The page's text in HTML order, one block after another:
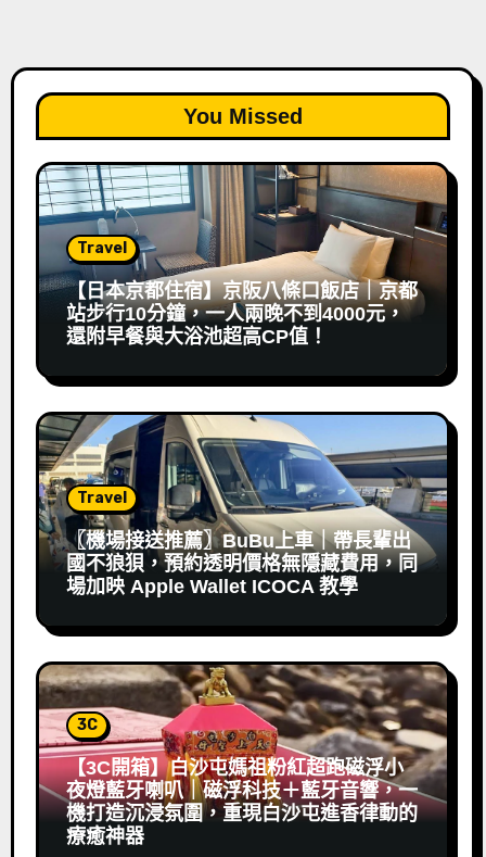
You Missed
Travel
【日本京都住宿】京阪八條口飯店｜京都
站步行10分鐘，一人兩晚不到4000元，
還附早餐與大浴池超高CP值！
Travel
〖機場接送推薦〗BuBu上車｜帶長輩出
國不狼狽，預約透明價格無隱藏費用，同
場加映 Apple Wallet ICOCA 教學
3C
【3C開箱】白沙屯媽祖粉紅超跑磁浮小
夜燈藍牙喇叭｜磁浮科技＋藍牙音響，一
機打造沉浸氛圍，重現白沙屯進香律動的
療癒神器